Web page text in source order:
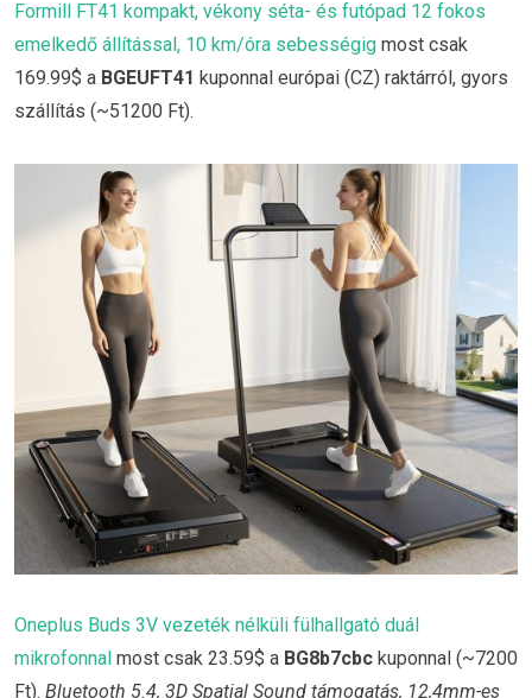
Formill FT41 kompakt, vékony séta- és futópad 12 fokos
emelkedő állítással, 10 km/óra sebességig most csak
169.99$ a BGEUFT41 kuponnal európai (CZ) raktárról, gyors
szállítás (~51200 Ft).
Oneplus Buds 3V vezeték nélküli fülhallgató duál
mikrofonnal most csak 23.59$ a BG8b7cbc kuponnal (~7200
Ft). Bluetooth 5.4, 3D Spatial Sound támogatás, 12,4mm-es